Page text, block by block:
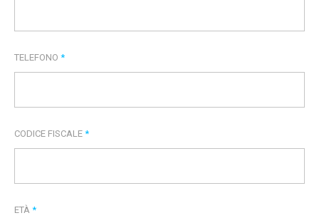
TELEFONO *
CODICE FISCALE *
ETÀ *